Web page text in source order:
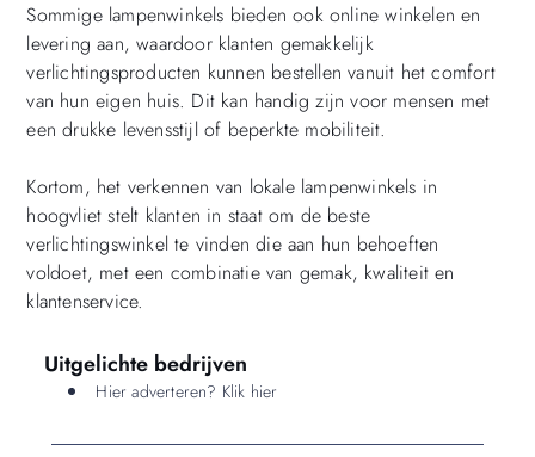
Sommige lampenwinkels bieden ook online winkelen en
levering aan, waardoor klanten gemakkelijk
verlichtingsproducten kunnen bestellen vanuit het comfort
van hun eigen huis. Dit kan handig zijn voor mensen met
een drukke levensstijl of beperkte mobiliteit.
Kortom, het verkennen van lokale lampenwinkels in
hoogvliet stelt klanten in staat om de beste
verlichtingswinkel te vinden die aan hun behoeften
voldoet, met een combinatie van gemak, kwaliteit en
klantenservice.
Uitgelichte bedrijven
Hier adverteren? Klik hier